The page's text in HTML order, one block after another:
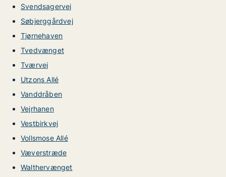
Svendsagervej
Søbjerggårdvej
Tjørnehaven
Tvedvænget
Tværvej
Utzons Allé
Vanddråben
Vejrhanen
Vestbirkvej
Vollsmose Allé
Væverstræde
Walthervænget